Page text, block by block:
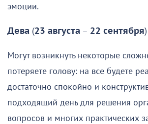
эмоции.
Дева (23 августа – 22 сентября)
Могут возникнуть некоторые
потеряете голову: на все будете
достаточно спокойно и
подходящий день для решения
вопросов и многих практических